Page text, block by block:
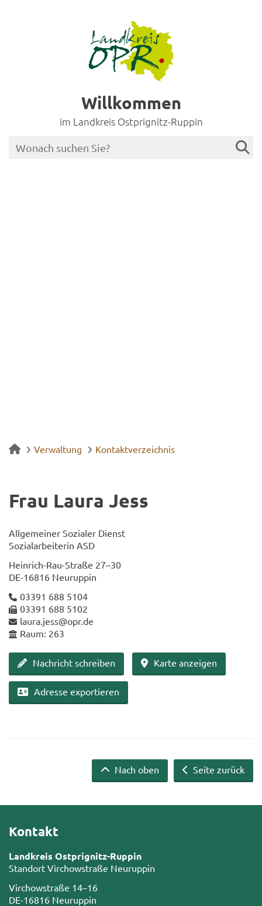
Willkommen
im Landkreis Ostprignitz-Ruppin
Verwaltung Kontaktverzeichnis
Frau Laura Jess
All­ge­mei­ner So­zia­ler Dienst
So­zi­al­ar­bei­te­rin ASD
Heinrich-​Rau-Straße 27–30
DE-​16816 Neu­rup­pin
03391 688 5104
03391 688 5102
laura.jess@opr.de
Raum: 263
Nach­richt schrei­ben Karte an­zei­gen
Adres­se ex­por­tie­ren
Seite zurück
Nach oben
Kontakt
Landkreis Ostprignitz-Ruppin
Standort Virchowstraße Neuruppin
Virchowstraße 14–16
DE-16816 Neuruppin